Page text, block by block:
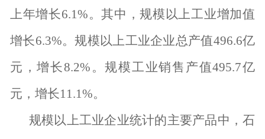
上年增长6.1%。其中，规模以上工业增加值
增长6.3%。规模以上工业企业总产值496.6亿
元，增长8.2% 。规模工业销售产值495.7亿
元，增长11.1%。
规模以上工业企业统计的主要产品中，石